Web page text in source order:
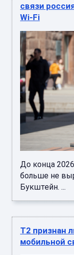
связи
Wi-Fi
До конца
больше не
Букштейн. ...
Т2 признан
мобильной